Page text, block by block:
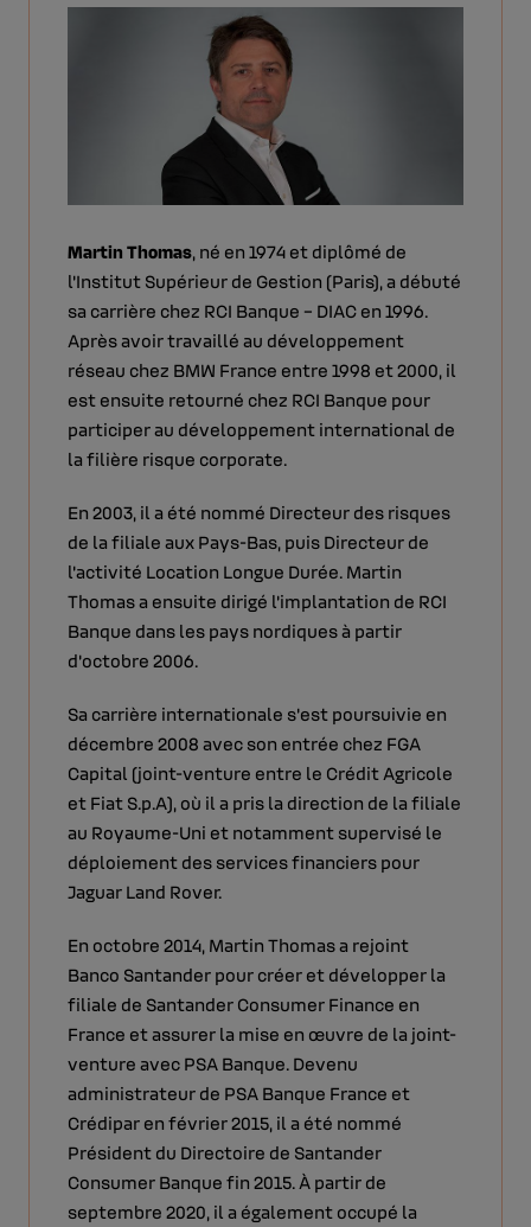
Martin Thomas, né en 1974 et diplômé de
l'Institut Supérieur de Gestion (Paris), a débuté
sa carrière chez RCI Banque – DIAC en 1996.
Après avoir travaillé au développement
réseau chez BMW France entre 1998 et 2000, il
est ensuite retourné chez RCI Banque pour
participer au développement international de
la filière risque corporate.
En 2003, il a été nommé Directeur des risques
de la filiale aux Pays-Bas, puis Directeur de
l'activité Location Longue Durée. Martin
Thomas a ensuite dirigé l'implantation de RCI
Banque dans les pays nordiques à partir
d'octobre 2006.
Sa carrière internationale s'est poursuivie en
décembre 2008 avec son entrée chez FGA
Capital (joint-venture entre le Crédit Agricole
et Fiat S.p.A), où il a pris la direction de la filiale
au Royaume-Uni et notamment supervisé le
déploiement des services financiers pour
Jaguar Land Rover.
En octobre 2014, Martin Thomas a rejoint
Banco Santander pour créer et développer la
filiale de Santander Consumer Finance en
France et assurer la mise en œuvre de la joint-
venture avec PSA Banque. Devenu
administrateur de PSA Banque France et
Crédipar en février 2015, il a été nommé
Président du Directoire de Santander
Consumer Banque fin 2015. À partir de
septembre 2020, il a également occupé la